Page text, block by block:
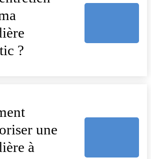
?
une
à